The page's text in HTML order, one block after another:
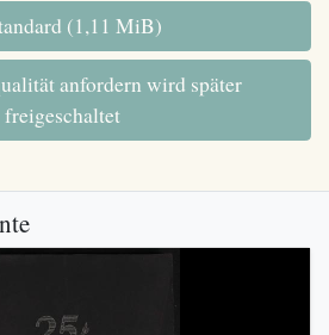
(1,11 MiB)
anfordern wird später
freigeschaltet